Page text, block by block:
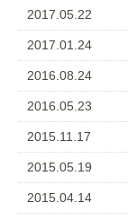
2017.05.22
2017.01.24
2016.08.24
2016.05.23
2015.11.17
2015.05.19
2015.04.14